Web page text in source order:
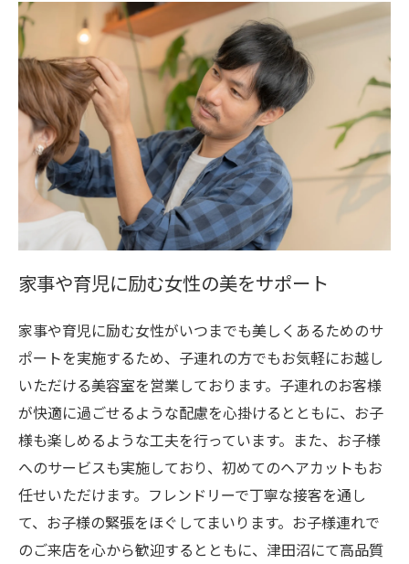
家事や育児に励む女性の美をサポート
家事や育児に励む女性がいつまでも美しくあるためのサ
ポートを実施するため、子連れの方でもお気軽にお越し
いただける美容室を営業しております。子連れのお客様
が快適に過ごせるような配慮を心掛けるとともに、お子
様も楽しめるような工夫を行っています。また、お子様
へのサービスも実施しており、初めてのヘアカットもお
任せいただけます。フレンドリーで丁寧な接客を通し
て、お子様の緊張をほぐしてまいります。お子様連れで
のご来店を心から歓迎するとともに、津田沼にて高品質